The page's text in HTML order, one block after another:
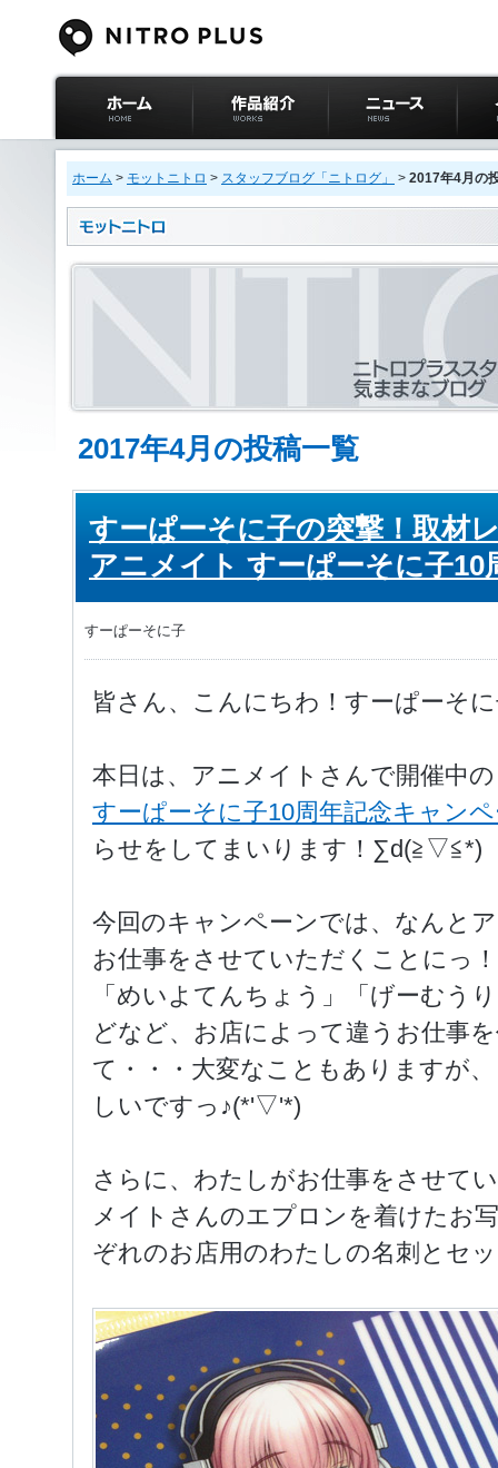
ニトロプラス公式
サイト ホーム
作品紹介 ニュース イベ
ホーム > モットニトロ > スタッフブログ「ニトログ」 > 2017年4月の
2017年4月の投稿一覧
すーぱーそに子の突撃！取材
アニメイト すーぱーそに子
すーぱーそに子
皆さん、こんにちわ！すーぱーそ
本日は、アニメイトさんで開催中
すーぱーそに子10周年記念キャン
らせをしてまいります！∑d(≧▽≦*)
今回のキャンペーンでは、なんと
お仕事をさせていただくことにっ！
「めいよてんちょう」「げーむう
どなど、お店によって違うお仕事
て・・・大変なこともありますが
しいですっ♪(*'▽'*)
さらに、わたしがお仕事をさせて
メイトさんのエプロンを着けたお
ぞれのお店用のわたしの名刺とセ